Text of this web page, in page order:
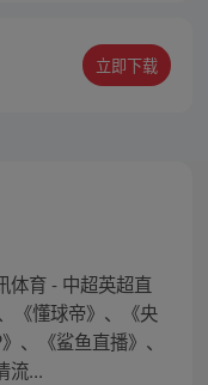
立即下载
体育 - 中超英超直
《懂球帝》、《央
、《鲨鱼直播》、
流...